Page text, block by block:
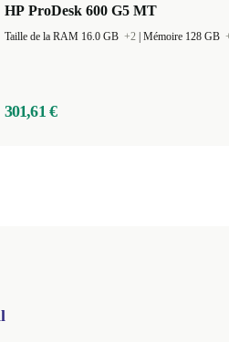
HP ProDesk 600 G5 MT
Taille de la RAM 16.0 GB +2 Mémoire 128 GB
301,61 €